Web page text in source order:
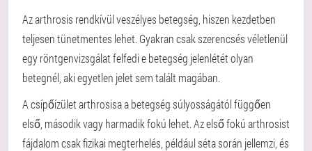
Az arthrosis rendkívül veszélyes betegség, hiszen kezdetben
teljesen tünetmentes lehet. Gyakran csak szerencsés véletlenül
egy röntgenvizsgálat felfedi e betegség jelenlétét olyan
betegnél, aki egyetlen jelet sem talált magában.
A csípőízület arthrosisa a betegség súlyosságától függően
első, második vagy harmadik fokú lehet. Az első fokú arthrosist
fájdalom csak fizikai megterhelés, például séta során jellemzi, és